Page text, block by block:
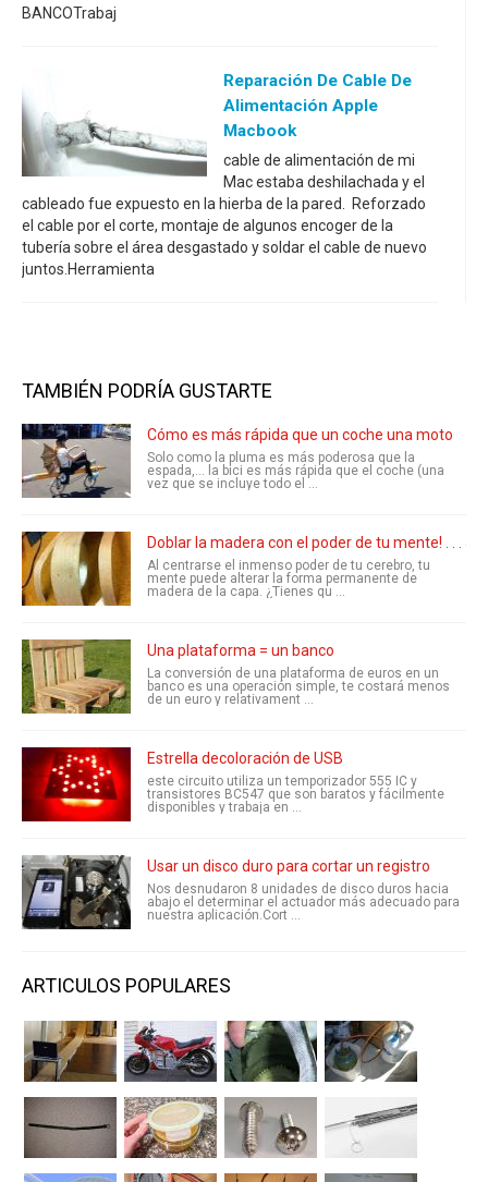
BANCOTrabaj
Reparación De Cable De
Alimentación Apple
Macbook
cable de alimentación de mi
Mac estaba deshilachada y el
cableado fue expuesto en la hierba de la pared. Reforzado
el cable por el corte, montaje de algunos encoger de la
tubería sobre el área desgastado y soldar el cable de nuevo
juntos.Herramienta
TAMBIÉN PODRÍA GUSTARTE
Cómo es más rápida que un coche una moto
Solo como la pluma es más poderosa que la
espada,... la bici es más rápida que el coche (una
vez que se incluye todo el ...
Doblar la madera con el poder de tu mente! . . .
Al centrarse el inmenso poder de tu cerebro, tu
mente puede alterar la forma permanente de
madera de la capa. ¿Tienes qu ...
Una plataforma = un banco
La conversión de una plataforma de euros en un
banco es una operación simple, te costará menos
de un euro y relativament ...
Estrella decoloración de USB
este circuito utiliza un temporizador 555 IC y
transistores BC547 que son baratos y fácilmente
disponibles y trabaja en ...
Usar un disco duro para cortar un registro
Nos desnudaron 8 unidades de disco duros hacia
abajo el determinar el actuador más adecuado para
nuestra aplicación.Cort ...
ARTICULOS POPULARES